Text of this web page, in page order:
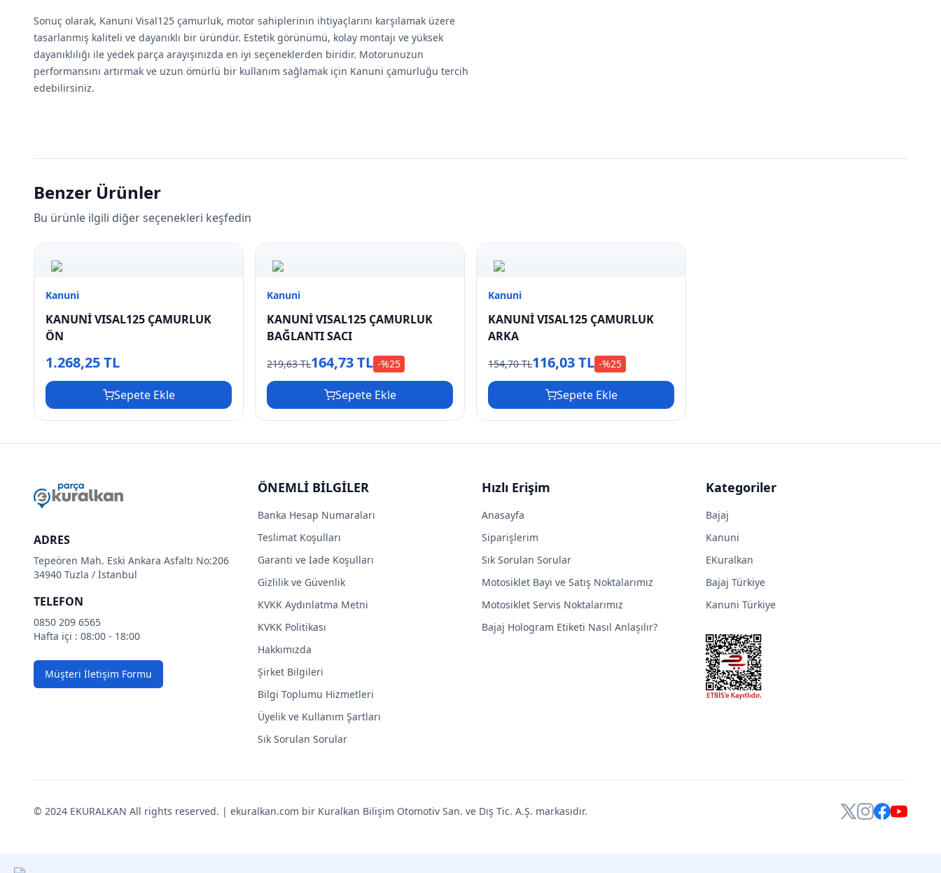
Sonuç olarak, Kanuni Visal125 çamurluk, motor sahiplerinin ihtiyaçlarını karşılamak üzere
tasarlanmış kaliteli ve dayanıklı bir üründür. Estetik görünümü, kolay montajı ve yüksek
dayanıklılığı ile yedek parça arayışınızda en iyi seçeneklerden biridir. Motorunuzun
performansını artırmak ve uzun ömürlü bir kullanım sağlamak için Kanuni çamurluğu tercih
edebilirsiniz.
Benzer Ürünler
Bu ürünle ilgili diğer seçenekleri keşfedin
Kanuni
KANUNİ VISAL125 ÇAMURLUK
ÖN
1.268,25 TL
Sepete Ekle
Kanuni
KANUNİ VISAL125 ÇAMURLUK
BAĞLANTI SACI
219,63 TL164,73 TL -%25
Sepete Ekle
Kanuni
KANUNİ VISAL125 ÇAMURLUK
ARKA
154,70 TL116,03 TL -%25
Sepete Ekle
ADRES
Tepeören Mah. Eski Ankara Asfaltı No:206
34940 Tuzla / İstanbul
TELEFON
0850 209 6565
Hafta içi : 08:00 - 18:00
Müşteri İletişim Formu
ÖNEMLİ BİLGİLER
Banka Hesap Numaraları
Teslimat Koşulları
Garanti ve İade Koşulları
Gizlilik ve Güvenlik
KVKK Aydınlatma Metni
KVKK Politikası
Hakkımızda
Şirket Bilgileri
Bilgi Toplumu Hizmetleri
Üyelik ve Kullanım Şartları
Sık Sorulan Sorular
Hızlı Erişim
Anasayfa
Siparişlerim
Sık Sorulan Sorular
Motosiklet Bayi ve Satış Noktalarımız
Motosiklet Servis Noktalarımız
Bajaj Hologram Etiketi Nasıl Anlaşılır?
Kategoriler
Bajaj
Kanuni
EKuralkan
Bajaj Türkiye
Kanuni Türkiye
© 2024 EKURALKAN All rights reserved. | ekuralkan.com bir Kuralkan Bilişim Otomotiv San. ve Dış Tic. A.Ş. markasıdır.